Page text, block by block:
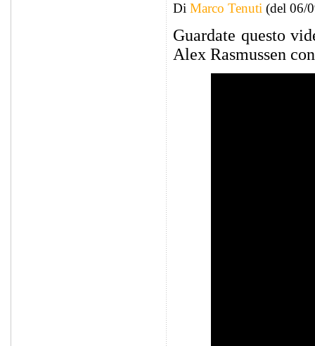
Di Marco Tenuti (del 06/
Guardate questo
Alex Rasmussen